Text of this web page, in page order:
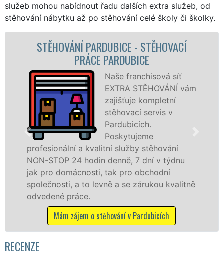
služeb mohou nabídnout řadu dalších extra služeb, od
stěhování nábytku až po stěhování celé školy či školky.
- STĚHOVACÍ
franchisová síť
STĚHOVÁNÍ vám
kompletní
servis v
služby stěhování
7 dní v týdnu
pro obchodní
a se zárukou kvalitně
v Pardubicích
STĚHOVACÍ
služby zajišťujeme
celém okresu
franchisové sítě EXTRA
Nabízíme stěhovací
Mám zájem o
RECENZE